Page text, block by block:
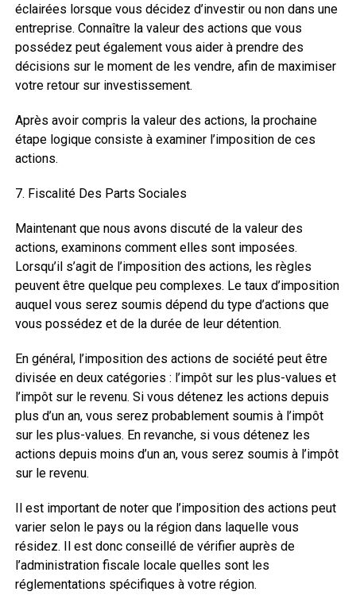
éclairées lorsque vous décidez d’investir ou non dans une
entreprise. Connaître la valeur des actions que vous
possédez peut également vous aider à prendre des
décisions sur le moment de les vendre, afin de maximiser
votre retour sur investissement.
Après avoir compris la valeur des actions, la prochaine
étape logique consiste à examiner l’imposition de ces
actions.
7. Fiscalité Des Parts Sociales
Maintenant que nous avons discuté de la valeur des
actions, examinons comment elles sont imposées.
Lorsqu’il s’agit de l’imposition des actions, les règles
peuvent être quelque peu complexes. Le taux d’imposition
auquel vous serez soumis dépend du type d’actions que
vous possédez et de la durée de leur détention.
En général, l’imposition des actions de société peut être
divisée en deux catégories : l’impôt sur les plus-values et
l’impôt sur le revenu. Si vous détenez les actions depuis
plus d’un an, vous serez probablement soumis à l’impôt
sur les plus-values. En revanche, si vous détenez les
actions depuis moins d’un an, vous serez soumis à l’impôt
sur le revenu.
Il est important de noter que l’imposition des actions peut
varier selon le pays ou la région dans laquelle vous
résidez. Il est donc conseillé de vérifier auprès de
l’administration fiscale locale quelles sont les
réglementations spécifiques à votre région.